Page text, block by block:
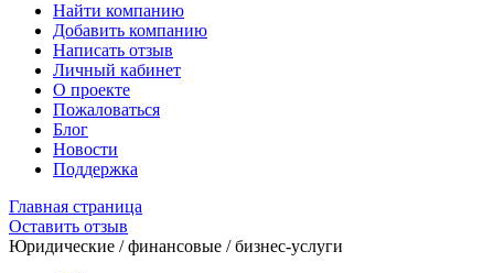
Найти компанию
Добавить компанию
Написать отзыв
Личный кабинет
О проекте
Пожаловаться
Блог
Новости
Поддержка
Главная страница
Оставить отзыв
Юридические / финансовые / бизнес-услуги